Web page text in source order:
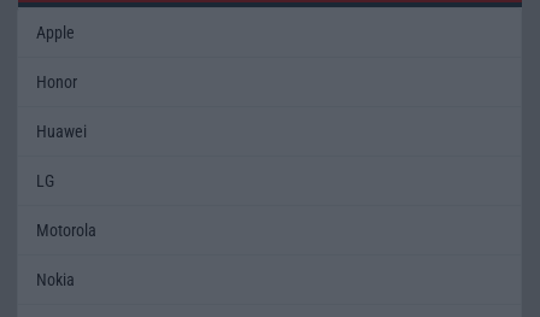
Apple
Honor
Huawei
LG
Motorola
Nokia